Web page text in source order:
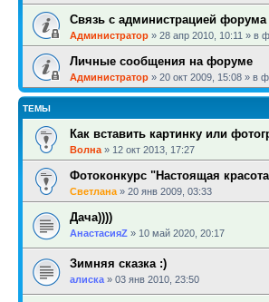
Связь с администрацией форума
Администратор » 28 апр 2010, 10:11 » в
Личные сообщения на форуме
Администратор » 20 окт 2009, 15:08 » в
ТЕМЫ
Как вставить картинку или
Волна » 12 окт 2013, 17:27
Фотоконкурс "Настоящая
Светлана » 20 янв 2009, 03:33
Дача))))
АнастасияZ » 10 май 2020, 20:17
Зимняя сказка :)
алиска » 03 янв 2010, 23:50